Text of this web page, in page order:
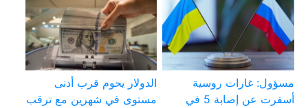
مسؤول: غارات روسية
أسفرت عن إصابة 5 في
الدولار يحوم قرب أدنى
مستوى في شهرين مع ترقب